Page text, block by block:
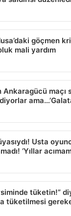
göçmen
mali yardım
Ankaragücü maçı
Usta
‘Yıllar
tüketin!”
tüketilmesi